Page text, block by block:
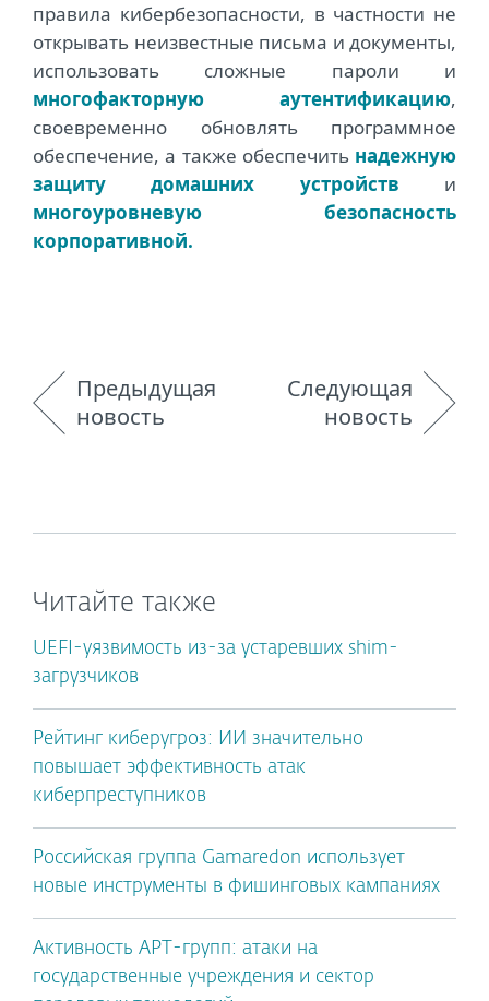
правила кибербезопасности, в частности не
открывать неизвестные письма и документы,
использовать сложные пароли и
многофакторную аутентификацию,
своевременно обновлять программное
обеспечение, а также обеспечить надежную
защиту домашних устройств и
многоуровневую безопасность
корпоративной.
Предыдущая
новость
Следующая
новость
Читайте также
UEFI-уязвимость из-за устаревших shim-
загрузчиков
Рейтинг киберугроз: ИИ значительно
повышает эффективность атак
киберпреступников
Российская группа Gamaredon использует
новые инструменты в фишинговых кампаниях
Активность APT-групп: атаки на
государственные учреждения и сектор